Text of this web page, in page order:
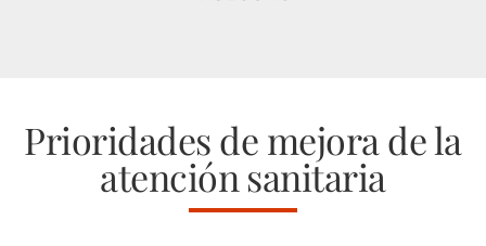
Prioridades de mejora de la
atención sanitaria